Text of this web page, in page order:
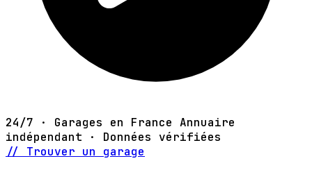
24/7 · Garages en France Annuaire
indépendant · Données vérifiées
// Trouver un garage